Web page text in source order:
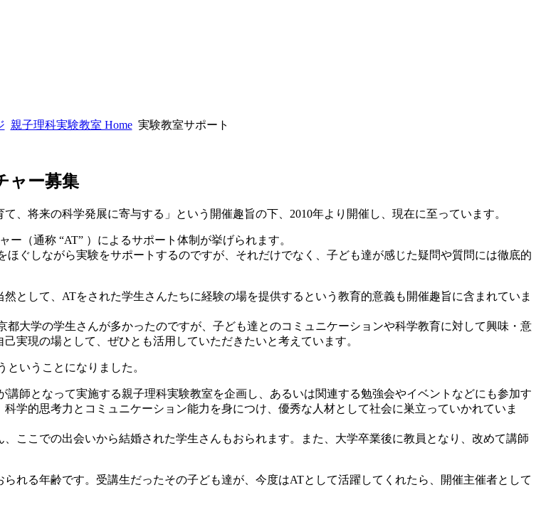
親子理科実験教室 Home 実験教室サポート
ャー募集
、将来の科学発展に寄与する」という開催趣旨の下、2010年より開催し、現在に至っています。
（通称 “AT” ）によるサポート体制が挙げられます。
ぐしながら実験をサポートするのですが、それだけでなく、子ども達が感じた疑問や質問には徹底的
として、ATをされた学生さんたちに経験の場を提供するという教育的意義も開催趣旨に含まれていま
大学の学生さんが多かったのですが、子ども達とのコミュニケーションや科学教育に対して興味・意
実現の場として、ぜひとも活用していただきたいと考えています。
いうことになりました。
師となって実施する親子理科実験教室を企画し、あるいは関連する勉強会やイベントなどにも参加す
学的思考力とコミュニケーション能力を身につけ、優秀な人材として社会に巣立っていかれていま
ここでの出会いから結婚された学生さんもおられます。また、大学卒業後に教員となり、改めて講師
れる年齢です。受講生だったその子ども達が、今度はATとして活躍してくれたら、開催主催者として